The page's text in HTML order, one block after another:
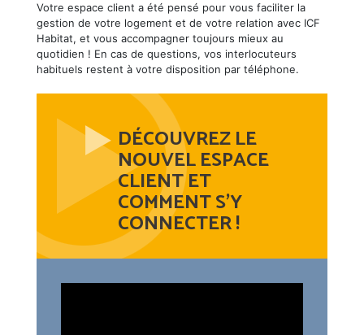
Votre espace client a été pensé pour vous faciliter la
gestion de votre logement et de votre relation avec ICF
Habitat, et vous accompagner toujours mieux au
quotidien ! En cas de questions, vos interlocuteurs
habituels restent à votre disposition par téléphone.
DÉCOUVREZ LE
NOUVEL ESPACE
CLIENT ET
COMMENT S'Y
CONNECTER !